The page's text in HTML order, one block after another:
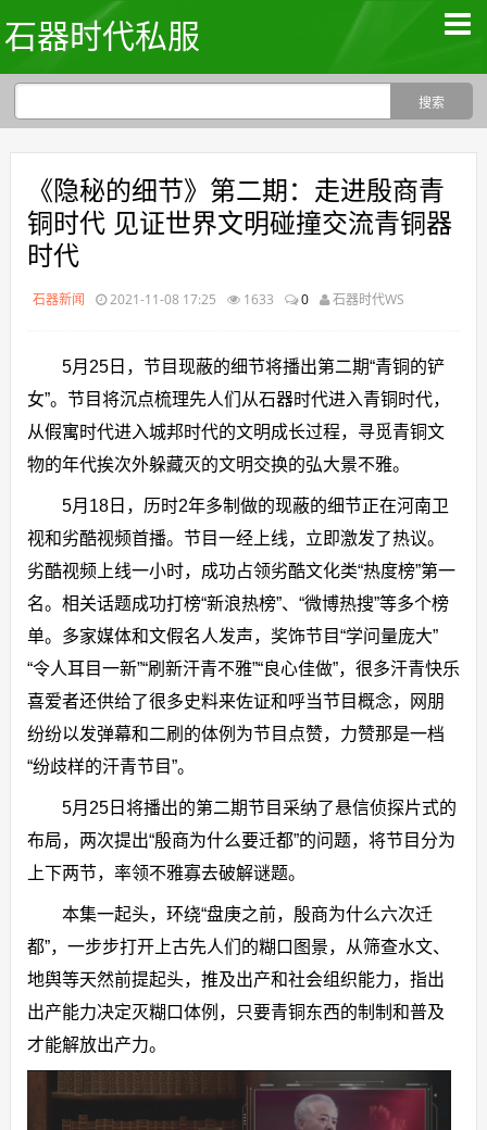
石器时代私服
《隐秘的细节》第二期：走进殷商青
铜时代 见证世界文明碰撞交流青铜器
时代
石器新闻 2021-11-08 17:25 1633 0 石器时代WS
5月25日，节目现蔽的细节将播出第二期“青铜的铲
女”。节目将沉点梳理先人们从石器时代进入青铜时代，
从假寓时代进入城邦时代的文明成长过程，寻觅青铜文
物的年代挨次外躲藏灭的文明交换的弘大景不雅。
5月18日，历时2年多制做的现蔽的细节正在河南卫
视和劣酷视频首播。节目一经上线，立即激发了热议。
劣酷视频上线一小时，成功占领劣酷文化类“热度榜”第一
名。相关话题成功打榜“新浪热榜”、“微博热搜”等多个榜
单。多家媒体和文假名人发声，奖饰节目“学问量庞大”
“令人耳目一新”“刷新汗青不雅”“良心佳做”，很多汗青快乐
喜爱者还供给了很多史料来佐证和呼当节目概念，网朋
纷纷以发弹幕和二刷的体例为节目点赞，力赞那是一档
“纷歧样的汗青节目”。
5月25日将播出的第二期节目采纳了悬信侦探片式的
布局，两次提出“殷商为什么要迁都”的问题，将节目分为
上下两节，率领不雅寡去破解谜题。
本集一起头，环绕“盘庚之前，殷商为什么六次迁
都”，一步步打开上古先人们的糊口图景，从筛查水文、
地舆等天然前提起头，推及出产和社会组织能力，指出
出产能力决定灭糊口体例，只要青铜东西的制制和普及
才能解放出产力。